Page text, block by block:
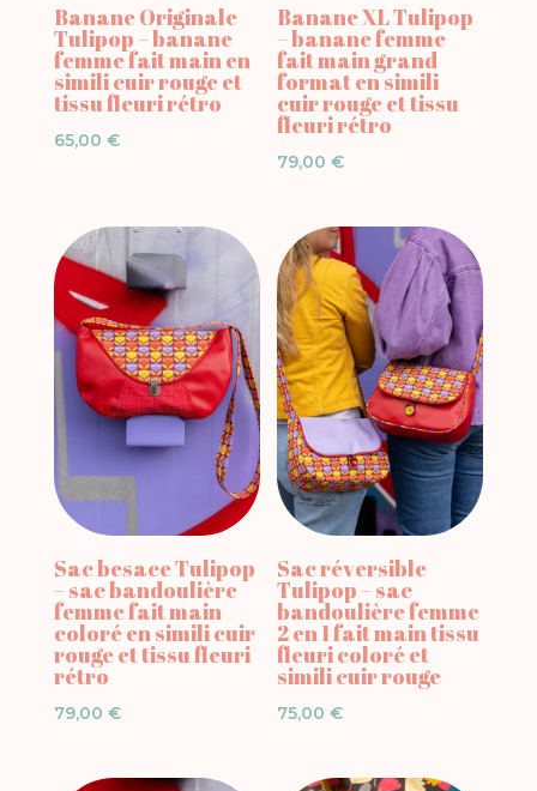
Banane Originale
Tulipop – banane
femme fait main en
simili cuir rouge et
tissu fleuri rétro
65,00 €
Banane XL Tulipop
– banane femme
fait main grand
format en simili
cuir rouge et tissu
fleuri rétro
79,00€
Sac besace Tulipop
– sac bandoulière
femme fait main
coloré en simili cuir
rouge et tissu fleuri
rétro
79,00 €
Sac réversible
Tulipop – sac
bandoulière femme
2 en 1 fait main tissu
fleuri coloré et
simili cuir rouge
75,00€